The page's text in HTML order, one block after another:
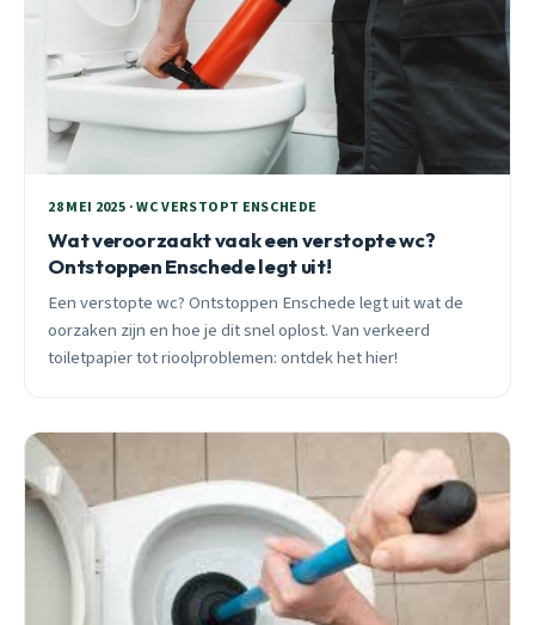
28 MEI 2025 · WC VERSTOPT ENSCHEDE
Wat veroorzaakt vaak een verstopte wc?
Ontstoppen Enschede legt uit!
Een verstopte wc? Ontstoppen Enschede legt uit wat de
oorzaken zijn en hoe je dit snel oplost. Van verkeerd
toiletpapier tot rioolproblemen: ontdek het hier!